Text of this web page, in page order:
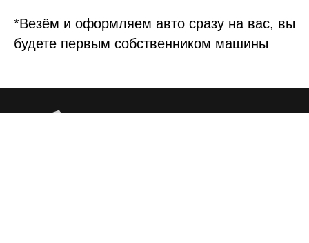
*Везём и оформляем авто сразу на вас, вы
будете первым собственником машины